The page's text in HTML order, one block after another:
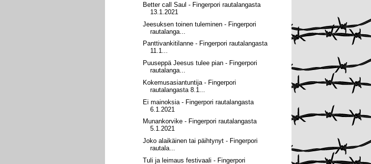
Better call Saul - Fingerpori rautalangasta
13.1.2021
Jeesuksen toinen tuleminen - Fingerpori
rautalanga...
Panttivankitilanne - Fingerpori rautalangasta
11.1...
Puuseppä Jeesus tulee pian - Fingerpori
rautalanga...
Kokemusasiantuntija - Fingerpori
rautalangasta 8.1...
Ei mainoksia - Fingerpori rautalangasta
6.1.2021
Munankorvike - Fingerpori rautalangasta
5.1.2021
Joko alaikäinen tai päihtynyt - Fingerpori
rautala...
Tuli ja leimaus festivaali - Fingerpori